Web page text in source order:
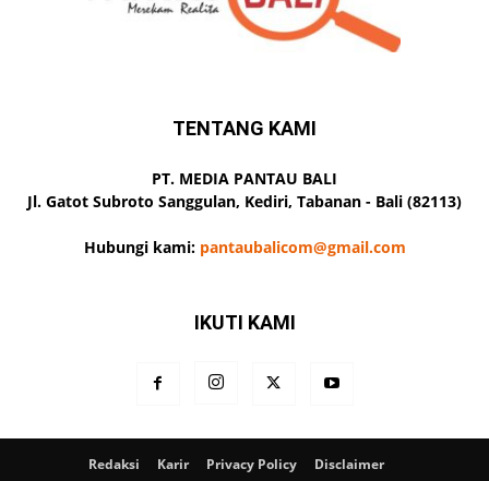
TENTANG KAMI
PT. MEDIA PANTAU BALI
Jl. Gatot Subroto Sanggulan, Kediri, Tabanan - Bali (82113)
Hubungi kami: pantaubalicom@gmail.com
IKUTI KAMI
Redaksi Karir Privacy Policy
Disclaimer